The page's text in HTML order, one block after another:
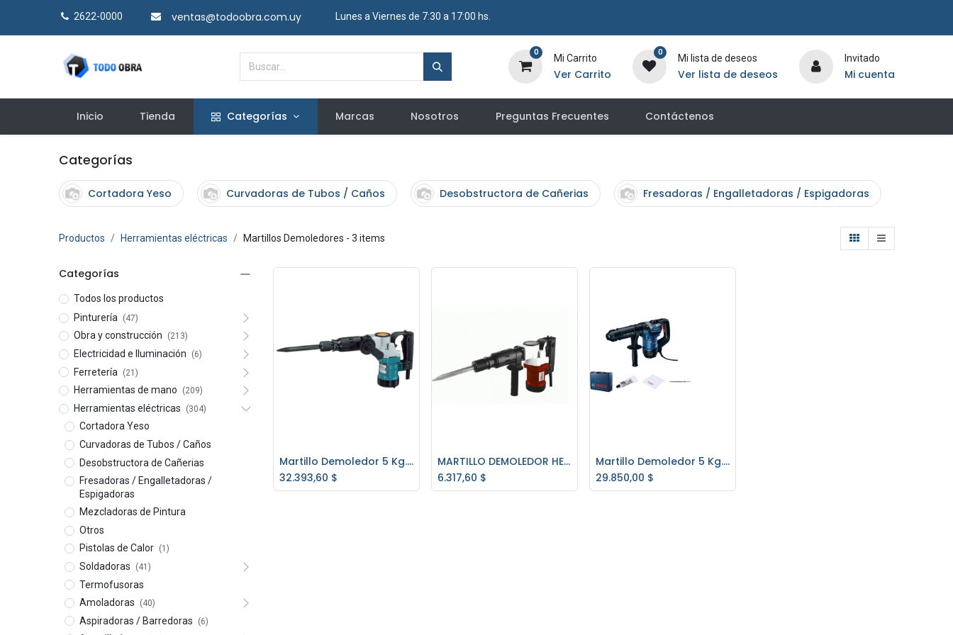
2622-0000​ ventas@todoobra.com.uy ​ Lunes a Viernes de 7:30 a 17:00 hs.
0
Mi Carrito
Ver Carrito
0
Mi lista de deseos
Ver lista de deseos
Invitado
Mi cuenta
Inicio Tienda Categorías Marcas Nosotros Preguntas Frecuentes Contáctenos
Categorías
Cortadora Yeso Curvadoras de Tubos / Caños Desobstructora de Cañerias Fresadoras / Engalletadoras / Espigadoras
Productos Herramientas eléctricas Martillos Demoledores - 3 items
Categorías
Todos los productos
Pinturería
(47)
Obra y construcción (213)
Electricidad e Iluminación (6)
Ferretería (21)
Herramientas de mano (209)
Herramientas eléctricas (304)
Cortadora Yeso
Curvadoras de Tubos / Caños
Desobstructora de Cañerias
Fresadoras / Engalletadoras /
Espigadoras
Mezcladoras de Pintura
Otros
Pistolas de Calor
(1)
Soldadoras (41)
Termofusoras
Amoladoras
(40)
Aspiradoras / Barredoras (6)
Agregar al carrito
Martillo Demoledor 5 Kg. Makita HM0810
32.393,60 $
Agregar al carrito
MARTILLO DEMOLEDOR HESSEN 1050W 1AÑO GARANTIA
6.317,60 $
Agregar al carrito
Martillo Demoledor 5 Kg. Bosch GSH5
29.850,00 $